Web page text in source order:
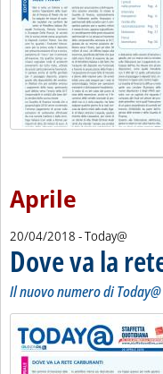
Lista allegati
Aprile
20/04/2018 - Today@
Dove va la
Il nuovo numero di Today@